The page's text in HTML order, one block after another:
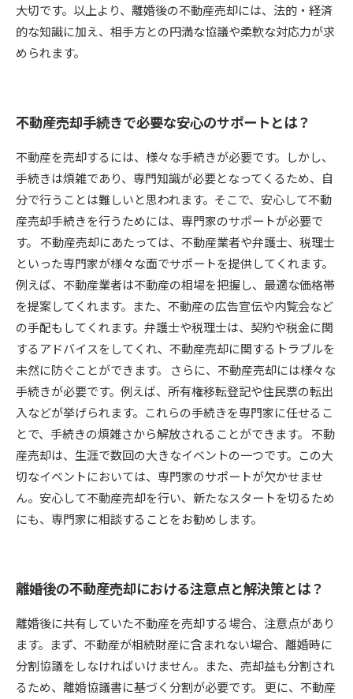
大切です。以上より、離婚後の不動産売却には、法的・経済
的な知識に加え、相手方との円満な協議や柔軟な対応力が求
められます。
不動産売却手続きで必要な安心のサポートとは？
不動産を売却するには、様々な手続きが必要です。しかし、
手続きは煩雑であり、専門知識が必要となってくるため、自
分で行うことは難しいと思われます。そこで、安心して不動
産売却手続きを行うためには、専門家のサポートが必要で
す。 不動産売却にあたっては、不動産業者や弁護士、税理士
といった専門家が様々な面でサポートを提供してくれます。
例えば、不動産業者は不動産の相場を把握し、最適な価格帯
を提案してくれます。また、不動産の広告宣伝や内覧会など
の手配もしてくれます。弁護士や税理士は、契約や税金に関
するアドバイスをしてくれ、不動産売却に関するトラブルを
未然に防ぐことができます。 さらに、不動産売却には様々な
手続きが必要です。例えば、所有権移転登記や住民票の転出
入などが挙げられます。これらの手続きを専門家に任せるこ
とで、手続きの煩雑さから解放されることができます。 不動
産売却は、生涯で数回の大きなイベントの一つです。この大
切なイベントにおいては、専門家のサポートが欠かせませ
ん。安心して不動産売却を行い、新たなスタートを切るため
にも、専門家に相談することをお勧めします。
離婚後の不動産売却における注意点と解決策とは？
離婚後に共有していた不動産を売却する場合、注意点があり
ます。まず、不動産が相続財産に含まれない場合、離婚時に
分割協議をしなければいけません。また、売却益も分割され
るため、離婚協議書に基づく分割が必要です。 更に、不動産